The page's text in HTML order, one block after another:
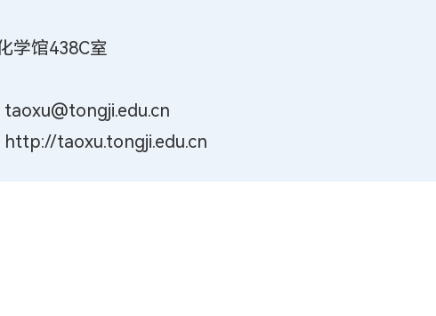
学馆438C室
taoxu@tongji.edu.cn
http://taoxu.tongji.edu.cn